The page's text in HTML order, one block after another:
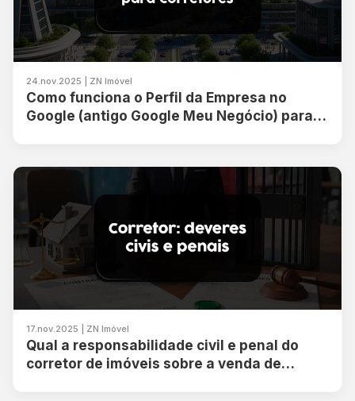
24.nov.2025 | ZN Imóvel
Como funciona o Perfil da Empresa no
Google (antigo Google Meu Negócio) para
17.nov.2025 | ZN Imóvel
Qual a responsabilidade civil e penal do
corretor de imóveis sobre a venda de